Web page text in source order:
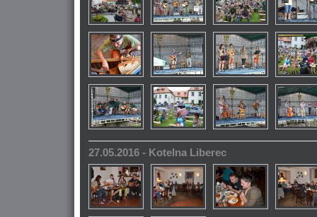
27.05.2016 - Kotelna Liberec